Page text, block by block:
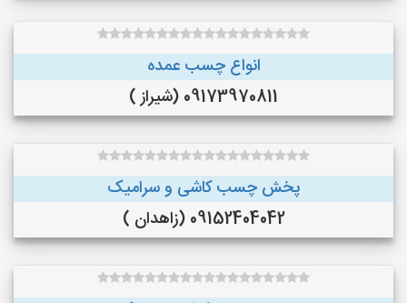
انواع چسب عمده
09173970811 (شیراز )
پخش چسب کاشی و سرامیک
09152404042 (زاهدان )